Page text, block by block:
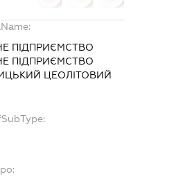
ПІДПРИЄМСТВО
ПІДПРИЄМСТВО
ЦЕОЛІТОВИЙ